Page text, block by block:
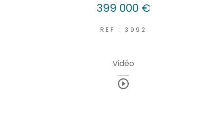
399 000 €
REF : 3992
Vidéo